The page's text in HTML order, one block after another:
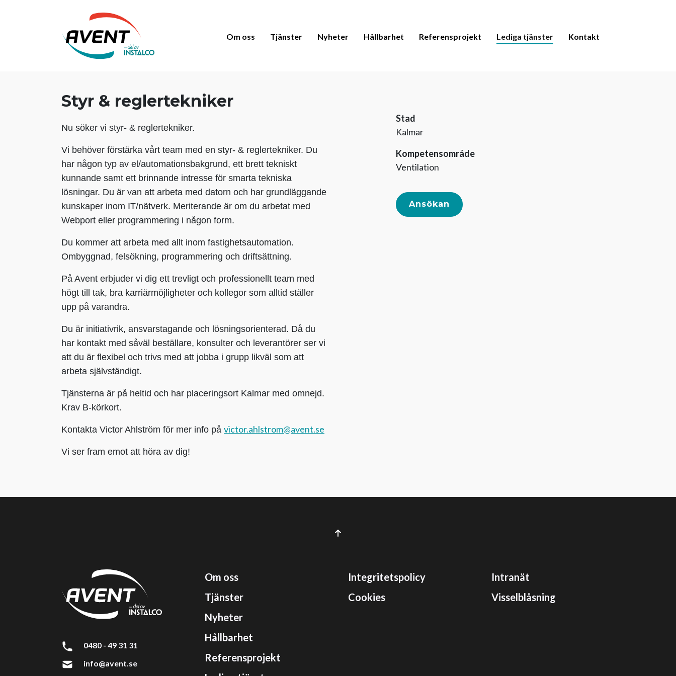
Om oss Tjänster Nyheter Hållbarhet Referensprojekt Lediga tjänster Kontakt
Styr & reglertekniker
Nu söker vi styr- & reglertekniker.
Vi behöver förstärka vårt team med en styr- & reglertekniker. Du
har någon typ av el/automationsbakgrund, ett brett tekniskt
kunnande samt ett brinnande intresse för smarta tekniska
lösningar. Du är van att arbeta med datorn och har grundläggande
kunskaper inom IT/nätverk. Meriterande är om du arbetat med
Webport eller programmering i någon form.
Du kommer att arbeta med allt inom fastighetsautomation.
Ombyggnad, felsökning, programmering och driftsättning.
På Avent erbjuder vi dig ett trevligt och professionellt team med
högt till tak, bra karriärmöjligheter och kollegor som alltid ställer
upp på varandra.
Du är initiativrik, ansvarstagande och lösningsorienterad. Då du
har kontakt med såväl beställare, konsulter och leverantörer ser vi
att du är flexibel och trivs med att jobba i grupp likväl som att
arbeta självständigt.
Tjänsterna är på heltid och har placeringsort Kalmar med omnejd.
Krav B-körkort.
Kontakta Victor Ahlström för mer info på victor.ahlstrom@avent.se
Vi ser fram emot att höra av dig!
Stad
Kalmar
Kompetensområde
Ventilation
Ansökan
0480 - 49 31 31
info@avent.se
Om oss
Tjänster
Nyheter
Hållbarhet
Referensprojekt
Integritetspolicy
Cookies
Intranät
Visselblåsning